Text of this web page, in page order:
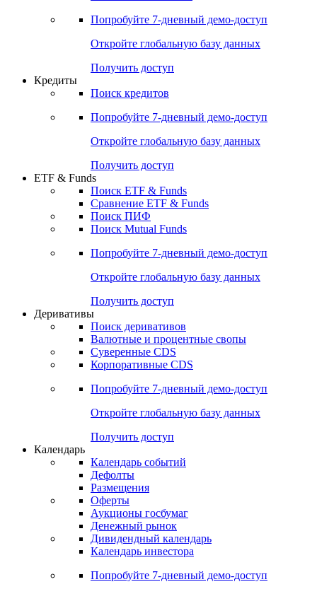
Поиск акций
Российские IPO/SPO
Попробуйте7-дневный
Откройте глобальную базу данных
Получить доступ
Поиск кредитов
Попробуйте7-дневный
Откройте глобальную базу данных
Получить доступ
ETF & Funds
Сравнение ETF & Funds
Поиск Mutual Funds
Попробуйте7-дневный
Откройте глобальную базу данных
Получить доступ
Деривативы
Валютные и процентные свопы
Корпоративные CDS
Попробуйте7-дневный
Откройте глобальную базу данных
Получить доступ
Календарь
Календарь событий
Дефолты
Размещения
Оферты
Денежный рынок